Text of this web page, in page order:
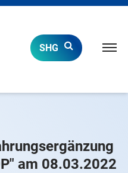
SHG
am 08.03.2022